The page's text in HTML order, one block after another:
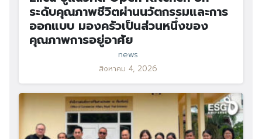
ระดับคุณภาพชีวิตผ่านนวัตกรรมและการ
ออกแบบ มองครัวเป็นส่วนหนึ่งของ
คุณภาพการอยู่อาศัย
news
สิงหาคม 4, 2026